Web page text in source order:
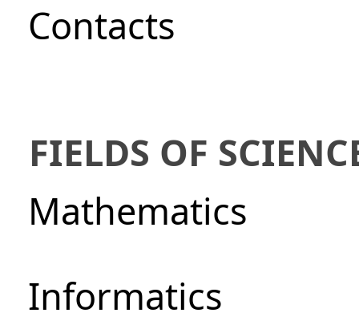
Сontacts
FIELDS OF
Mathematics
Informatics